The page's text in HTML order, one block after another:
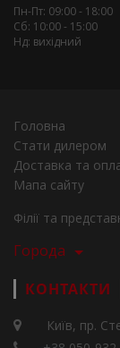
Пн-Пт: 09:00 - 18:00
Сб: 10:00 - 15:00
Нд: вихідний
Головна
Стати дилером
Доставка та
Мапа сайту
Філії та
Города
КОНТАКТИ
Київ, пр.